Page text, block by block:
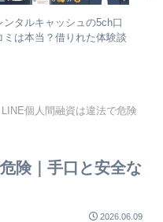
ンタルキャッシュの5ch口
ミは本当？借りれた体験談
LINE個人間融資は違法で危険
険｜手口と安全な
2026.06.09